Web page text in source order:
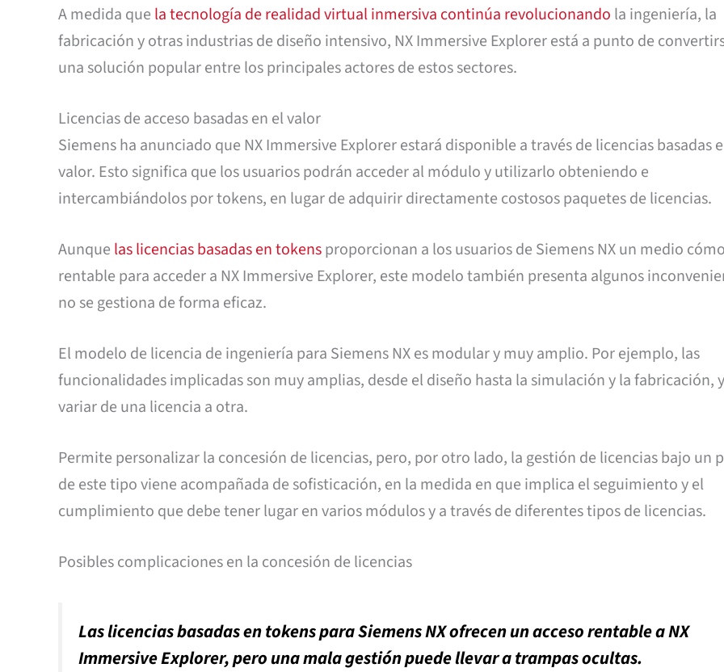
A medida que la tecnología de realidad virtual inmersiva continúa revolucionando la ingeniería, la
fabricación y otras industrias de diseño intensivo, NX Immersive Explorer está a punto de
una solución popular entre los principales actores de estos sectores.
Licencias de acceso basadas en el valor
Siemens ha anunciado que NX Immersive Explorer estará disponible a través de licencias basadas
valor. Esto significa que los usuarios podrán acceder al módulo y utilizarlo obteniendo e
intercambiándolos por tokens, en lugar de adquirir directamente costosos paquetes de licencias.
Aunque las licencias basadas en tokensproporcionan a los usuarios de Siemens NX un medio
rentable para acceder a NX Immersive Explorer, este modelo también presenta algunos
no se gestiona de forma eficaz.
El modelo de licencia de ingeniería para Siemens NX es modular y muy amplio. Por ejemplo, las
funcionalidades implicadas son muy amplias, desde el diseño hasta la simulación y la fabricación,
variar de una licencia a otra.
Permite personalizar la concesión de licencias, pero, por otro lado, la gestión de licencias bajo un
de este tipo viene acompañada de sofisticación, en la medida en que implica el seguimiento y el
cumplimiento que debe tener lugar en varios módulos y a través de diferentes tipos de licencias.
Posibles complicaciones en la concesión de licencias
Las licencias basadas en tokens para Siemens NX ofrecen un acceso rentable a NX
Immersive Explorer, pero una mala gestión puede llevar a trampas ocultas.